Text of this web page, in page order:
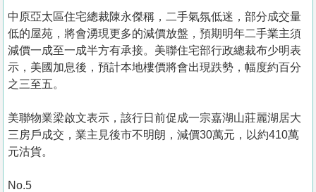
中原亞太區住宅總裁陳永傑稱，二手氣氛低迷，部分成交量
低的屋苑，將會湧現更多的減價放盤，預期明年二手業主須
減價一成至一成半方有承接。美聯住宅部行政總裁布少明表
示，美國加息後，預計本地樓價將會出現跌勢，幅度約百分
之三至五。
美聯物業梁啟文表示，該行日前促成一宗嘉湖山莊麗湖居大
三房戶成交，業主見後市不明朗，減價30萬元，以約410萬
元沽貨。
No.5